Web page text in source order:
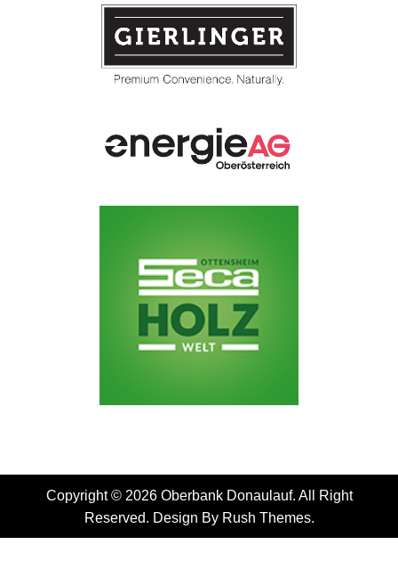
Copyright © 2026 Oberbank Donaulauf. All Right
Reserved. Design By Rush Themes.